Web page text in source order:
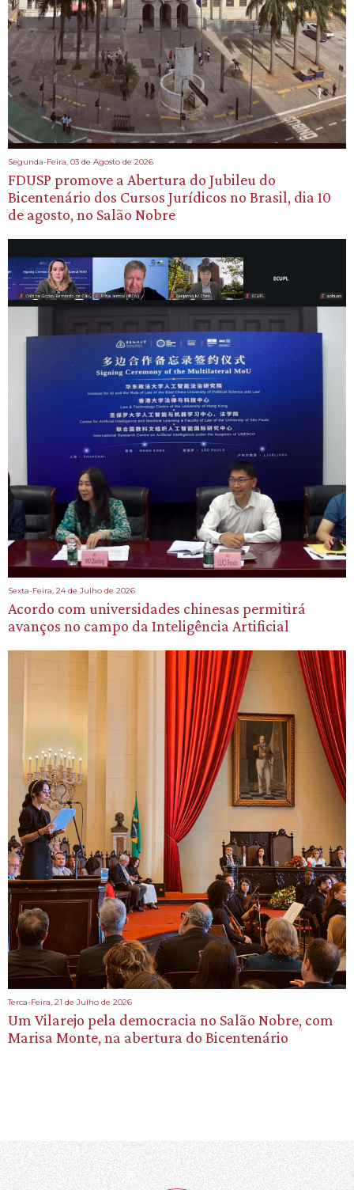
Segunda-Feira, 03 de Agosto de 2026
FDUSP promove a Abertura do Jubileu do
Bicentenário dos Cursos Jurídicos no Brasil, dia 10
de agosto, no Salão Nobre
Sexta-Feira, 24 de Julho de 2026
Acordo com universidades chinesas permitirá
avanços no campo da Inteligência Artificial
Terca-Feira, 21 de Julho de 2026
Um Vilarejo pela democracia no Salão Nobre, com
Marisa Monte, na abertura do Bicentenário